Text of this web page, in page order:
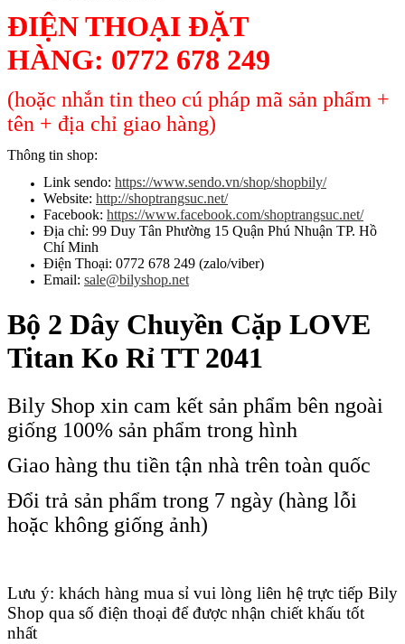
ĐIỆN THOẠI ĐẶT
HÀNG: 0772 678 249
(hoặc nhắn tin theo cú pháp mã sản phẩm +
tên + địa chỉ giao hàng)
Thông tin shop:
Link sendo: https://www.sendo.vn/shop/shopbily/
Website: http://shoptrangsuc.net/
Facebook: https://www.facebook.com/shoptrangsuc.net/
Địa chỉ: 99 Duy Tân Phường 15 Quận Phú Nhuận TP. Hồ
Chí Minh
Điện Thoại: 0772 678 249 (zalo/viber)
Email: sale@bilyshop.net
Bộ 2 Dây Chuyền Cặp LOVE
Titan Ko Rỉ TT 2041
Bily Shop xin cam kết sản phẩm bên ngoài
giống 100% sản phẩm trong hình
Giao hàng thu tiền tận nhà trên toàn quốc
Đổi trả sản phẩm trong 7 ngày (hàng lỗi
hoặc không giống ảnh)
Lưu ý: khách hàng mua sỉ vui lòng liên hệ trực tiếp Bily
Shop qua số điện thoại để được nhận chiết khấu tốt
nhất